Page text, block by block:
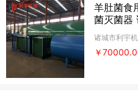
羊肚菌食
菌灭菌器
诸城市利宇
￥